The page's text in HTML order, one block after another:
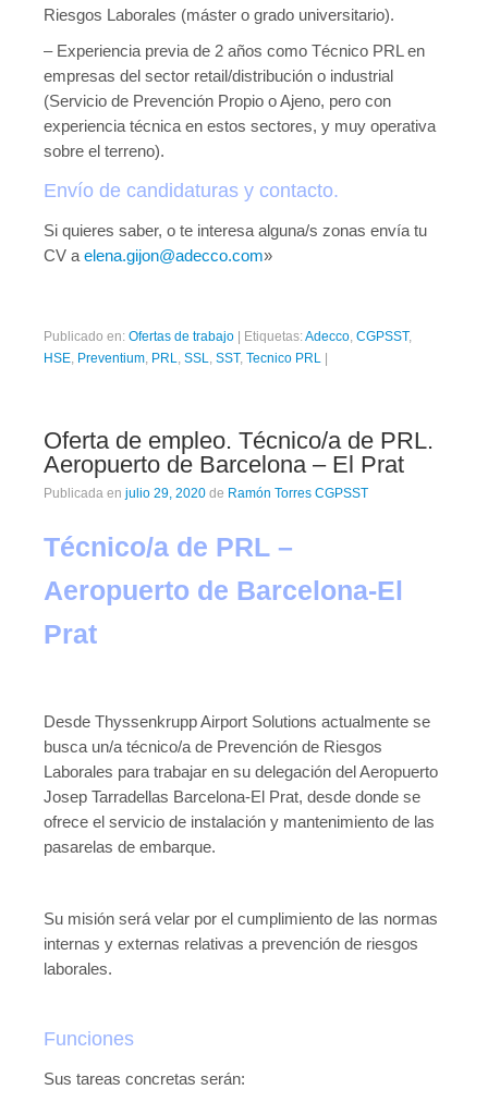
Riesgos Laborales (máster o grado universitario).
– Experiencia previa de 2 años como Técnico PRL en
empresas del sector retail/distribución o industrial
(Servicio de Prevención Propio o Ajeno, pero con
experiencia técnica en estos sectores, y muy operativa
sobre el terreno).
Envío de candidaturas y contacto.
Si quieres saber, o te interesa alguna/s zonas envía tu
CV a elena.gijon@adecco.com»
Publicado en: Ofertas de trabajo | Etiquetas:Adecco CGPSST,
HSE Preventium PRL SSL SST, Tecnico PRL |
Oferta de empleo. Técnico/a de PRL.
Aeropuerto de Barcelona – El Prat
Publicada en julio 29, 2020 de Ramón Torres CGPSST
Técnico/a de PRL –
Aeropuerto de Barcelona-El
Prat
Desde Thyssenkrupp Airport Solutions actualmente se
busca un/a técnico/a de Prevención de Riesgos
Laborales para trabajar en su delegación del Aeropuerto
Josep Tarradellas Barcelona-El Prat, desde donde se
ofrece el servicio de instalación y mantenimiento de las
pasarelas de embarque.
Su misión será velar por el cumplimiento de las normas
internas y externas relativas a prevención de riesgos
laborales.
Funciones
Sus tareas concretas serán: